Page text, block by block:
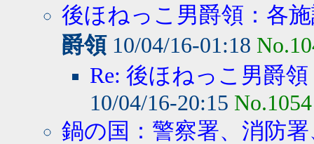
後ほねっこ男爵領：各
爵領10/04/16-01:18
Re: 後ほねっこ男爵
10/04/16-20:15 No.1054
鍋の国：警察署、消防